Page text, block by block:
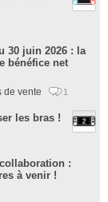
30 juin 2026 : la
bénéfice net
de vente 1
les bras !
:
à venir !